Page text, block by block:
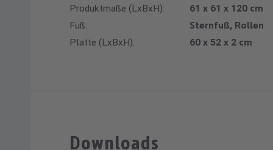
Produktmaße (LxBxH):
61 x 61 x 120 cm
Fuß:
Sternfuß, Rollen
Platte (LxBxH):
60 x 52 x 2 cm
Downloads